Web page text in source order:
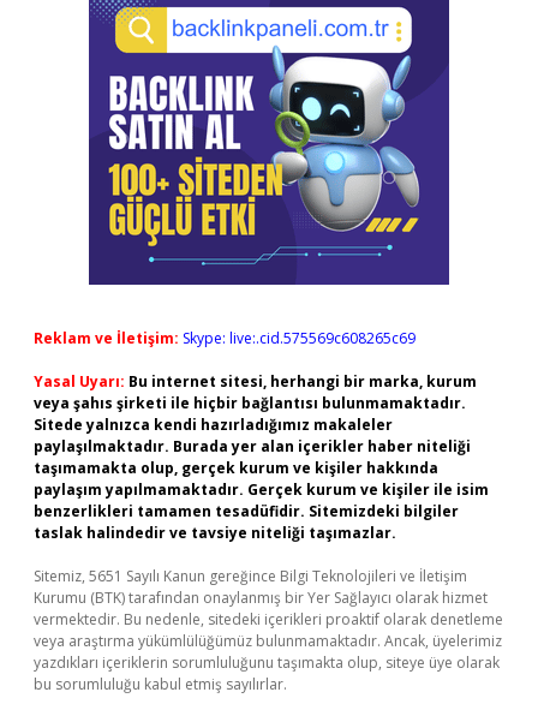
Reklam ve İletişim: Skype: live:.cid.575569c608265c69
Yasal Uyarı: Bu internet sitesi, herhangi bir marka, kurum
veya şahıs şirketi ile hiçbir bağlantısı bulunmamaktadır.
Sitede yalnızca kendi hazırladığımız makaleler
paylaşılmaktadır. Burada yer alan içerikler haber niteliği
taşımamakta olup, gerçek kurum ve kişiler hakkında
paylaşım yapılmamaktadır. Gerçek kurum ve kişiler ile isim
benzerlikleri tamamen tesadüfidir. Sitemizdeki bilgiler
taslak halindedir ve tavsiye niteliği taşımazlar.
Sitemiz, 5651 Sayılı Kanun gereğince Bilgi Teknolojileri ve İletişim
Kurumu (BTK) tarafından onaylanmış bir Yer Sağlayıcı olarak hizmet
vermektedir. Bu nedenle, sitedeki içerikleri proaktif olarak denetleme
veya araştırma yükümlülüğümüz bulunmamaktadır. Ancak, üyelerimiz
yazdıkları içeriklerin sorumluluğunu taşımakta olup, siteye üye olarak
bu sorumluluğu kabul etmiş sayılırlar.